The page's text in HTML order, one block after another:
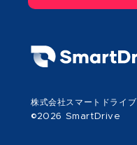
株式会社スマートドライブ
©2026 SmartDrive